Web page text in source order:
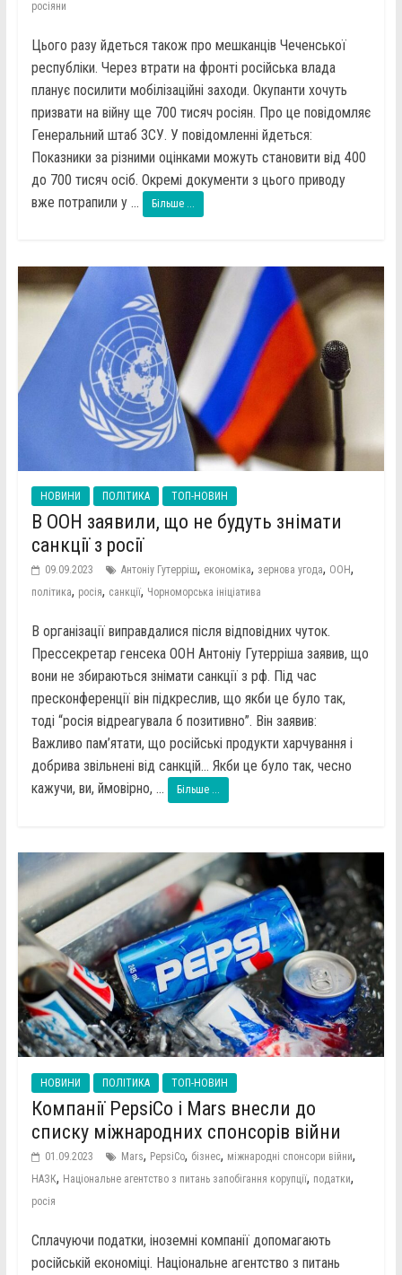
росіяни
Цього разу йдеться також про мешканців Чеченської
республіки. Через втрати на фронті російська влада
планує посилити мобілізаційні заходи. Окупанти хочуть
призвати на війну ще 700 тисяч росіян. Про це повідомляє
Генеральний штаб ЗСУ. У повідомленні йдеться:
Показники за різними оцінками можуть становити від 400
до 700 тисяч осіб. Окремі документи з цього приводу
вже потрапили у ...
Більше ...
НОВИНИ ПОЛІТИКА ТОП-НОВИН
В ООН заявили, що не будуть знімати
санкції з росії
09.09.2023 Антоніу Гутерріш, економіка, зернова угода, ООН,
політика, росія, санкції, Чорноморська ініціатива
В організації виправдалися після відповідних чуток.
Прессекретар генсека ООН Антоніу Гутерріша заявив, що
вони не збираються знімати санкції з рф. Під час
пресконференції він підкреслив, що якби це було так,
тоді “росія відреагувала б позитивно”. Він заявив:
Важливо пам’ятати, що російські продукти харчування і
добрива звільнені від санкцій… Якби це було так, чесно
кажучи, ви, ймовірно, ...
Більше ...
НОВИНИ ПОЛІТИКА ТОП-НОВИН
Компанії PepsiCo і Mars внесли до
списку міжнародних спонсорів війни
01.09.2023 Mars, PepsiCo, бізнес, міжнародні спонсори війни,
НАЗК, Національне агентство з питань запобігання корупції, податки,
росія
Сплачуючи податки, іноземні компанії допомагають
російській економіці. Національне агентство з питань